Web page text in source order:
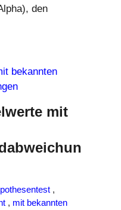
den
mit
,
, mit bekannten